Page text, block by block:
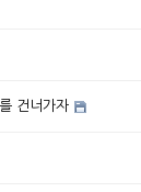
건너가자